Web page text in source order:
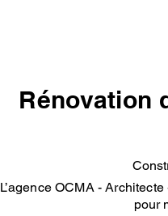
Rénovation
L’agence OCMA -
pour